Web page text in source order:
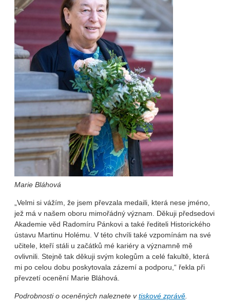
Marie Bláhová
„Velmi si vážím, že jsem převzala medaili, která nese jméno,
jež má v našem oboru mimořádný význam. Děkuji předsedovi
Akademie věd Radomíru Pánkovi a také řediteli Historického
ústavu Martinu Holému. V této chvíli také vzpomínám na své
učitele, kteří stáli u začátků mé kariéry a významně mě
ovlivnili. Stejně tak děkuji svým kolegům a celé fakultě, která
mi po celou dobu poskytovala zázemí a podporu,“ řekla při
převzetí ocenění Marie Bláhová.
Podrobnosti o oceněných naleznete vtiskové zprávě